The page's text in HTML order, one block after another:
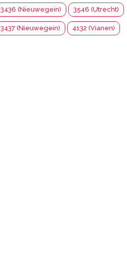
3436 (Nieuwegein) 3546 (Utrecht)
3437 (Nieuwegein) 4132 (Vianen)